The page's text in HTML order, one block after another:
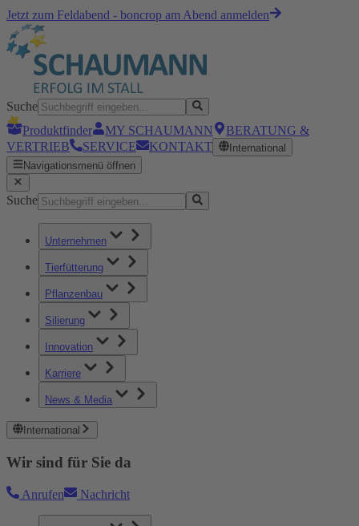
Jetzt zum Feldabend - boncrop am Abend anmelden
Suche
Produktfinder
MY SCHAUMANN
BERATUNG &
VERTRIEB
SERVICE KONTAKT
International
Navigationsmenü öffnen
Suche
Unternehmen
Tierfütterung
Pflanzenbau
Silierung
Innovation
Karriere
News & Media
International
Wir sind für Sie da
Anrufen Nachricht